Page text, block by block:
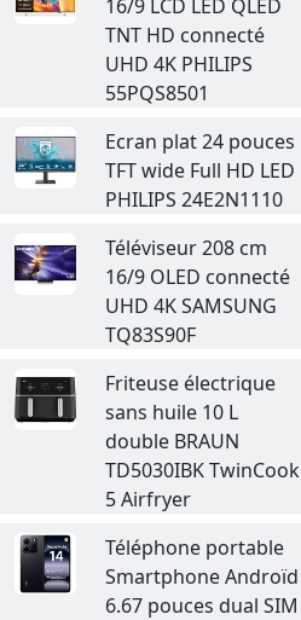
16/9 LCD LED QLED
TNT HD connecté
UHD 4K PHILIPS
55PQS8501
Ecran plat 24 pouces
TFT wide Full HD LED
PHILIPS 24E2N1110
Téléviseur 208 cm
16/9 OLED connecté
UHD 4K SAMSUNG
TQ83S90F
Friteuse électrique
sans huile 10 L
double BRAUN
TD5030IBK TwinCook
5 Airfryer
Téléphone portable
Smartphone Androïd
6.67 pouces dual SIM